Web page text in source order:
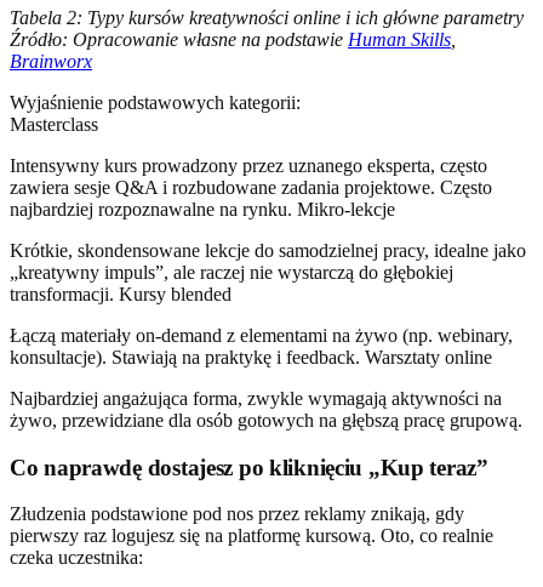
Tabela 2: Typy kursów kreatywności online i ich główne parametry
Źródło: Opracowanie własne na podstawie Human Skills
Brainworx
Wyjaśnienie podstawowych kategorii:
Masterclass
Intensywny kurs prowadzony przez uznanego eksperta, często
zawiera sesje Q&A i rozbudowane zadania projektowe. Często
najbardziej rozpoznawalne na rynku. Mikro-lekcje
Krótkie, skondensowane lekcje do samodzielnej pracy, idealne jako
„kreatywny impuls”, ale raczej nie wystarczą do głębokiej
transformacji. Kursy blended
Łączą materiały on-demand z elementami na żywo (np. webinary,
konsultacje). Stawiają na praktykę i feedback. Warsztaty online
Najbardziej angażująca forma, zwykle wymagają aktywności na
żywo, przewidziane dla osób gotowych na głębszą pracę grupową.
Co naprawdę dostajesz po kliknięciu „Kup teraz”
Złudzenia podstawione pod nos przez reklamy znikają, gdy
pierwszy raz logujesz się na platformę kursową. Oto, co realnie
czeka uczestnika: